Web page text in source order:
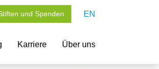
und Spenden EN
Karriere Über uns